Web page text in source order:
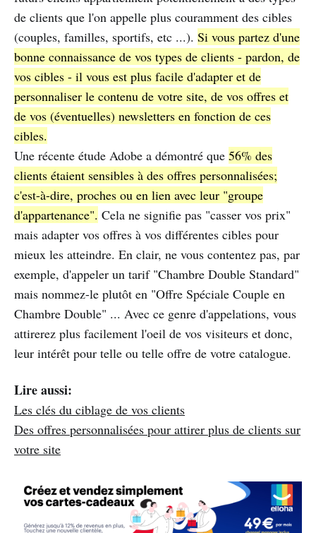
de clients que l'on appelle plus couramment des cibles
(couples, familles, sportifs, etc ...). Si vous partez d'une
bonne connaissance de vos types de clients - pardon, de
vos cibles - il vous est plus facile d'adapter et de
personnaliser le contenu de votre site, de vos offres et
de vos (éventuelles) newsletters en fonction de ces
cibles.
Une récente étude Adobe a démontré que 56% des
clients étaient sensibles à des offres personnalisées;
c'est-à-dire, proches ou en lien avec leur "groupe
d'appartenance". Cela ne signifie pas "casser vos prix"
mais adapter vos offres à vos différentes cibles pour
mieux les atteindre. En clair, ne vous contentez pas, par
exemple, d'appeler un tarif "Chambre Double Standard"
mais nommez-le plutôt en "Offre Spéciale Couple en
Chambre Double" ... Avec ce genre d'appelations, vous
attirerez plus facilement l'oeil de vos visiteurs et donc,
leur intérêt pour telle ou telle offre de votre catalogue.
Lire aussi:
Les clés du ciblage de vos clients
Des offres personnalisées pour attirer plus de clients sur
votre site